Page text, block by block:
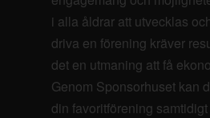
i alla åldrar att utvecklas
driva en förening kräver
det en utmaning att få
Genom Sponsorhuset kan
din favoritförening